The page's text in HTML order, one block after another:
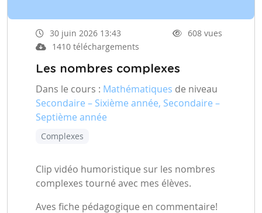
30 juin 2026 13:43
608 vues
1410 téléchargements
Les nombres complexes
Dans le cours : Mathématiques de niveau
Secondaire – Sixième année, Secondaire –
Septième année
Complexes
Clip vidéo humoristique sur les nombres
complexes tourné avec mes élèves.
Aves fiche pédagogique en commentaire!